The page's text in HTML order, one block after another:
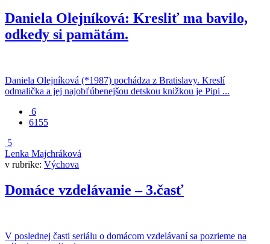
Daniela Olejníková: Kresliť ma bavilo,
odkedy si pamätám.
Daniela Olejníková (*1987) pochádza z Bratislavy. Kreslí
odmalička a jej najobľúbenejšou detskou knižkou je Pipi ...
6
6155
5
Lenka Majchráková
v rubrike: Výchova
Domáce vzdelávanie – 3.časť
V poslednej časti seriálu o domácom vzdelávaní sa pozrieme na